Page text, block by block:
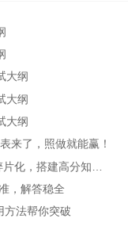
大纲
大纲
大纲
来了，照做就能赢！
搭建高分知识体系
，解答稳全
法帮你突破